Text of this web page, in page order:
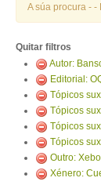
A súa procura - -
Quitar filtros
Autor:
Editorial:
Tópicos
Tópicos
Tópicos
Tópicos
Outro:
Xénero: